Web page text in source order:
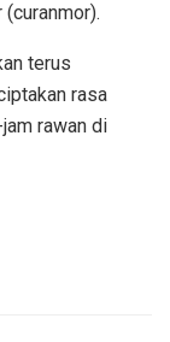
terus
rasa
rawan di